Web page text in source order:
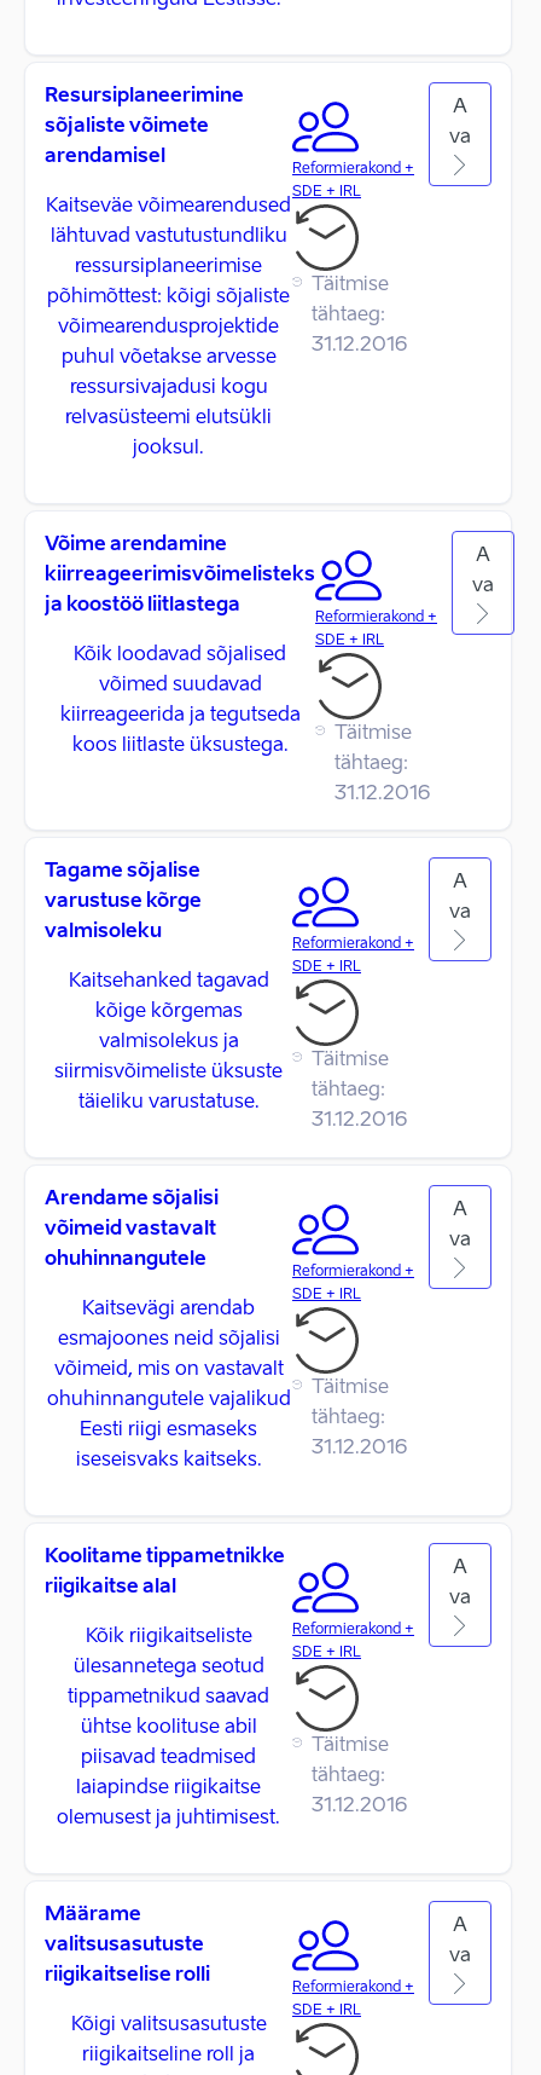
Resursiplaneerimine
sõjaliste võimete
arendamisel
Kaitseväe võimearendused
lähtuvad vastutustundliku
ressursiplaneerimise
põhimõttest: kõigi sõjaliste
võimearendusprojektide
puhul võetakse arvesse
ressursivajadusi kogu
relvasüsteemi elutsükli
jooksul.
Reformierakond +
SDE + IRL
Täitmise
tähtaeg:
31.12.2016
A
va
Võime arendamine
kiirreageerimisvõimelisteks
ja koostöö liitlastega
Kõik loodavad sõjalised
võimed suudavad
kiirreageerida ja tegutseda
koos liitlaste üksustega.
Reformierakond +
SDE + IRL
Täitmise
tähtaeg:
31.12.2016
A
va
Tagame sõjalise
varustuse kõrge
valmisoleku
Kaitsehanked tagavad
kõige kõrgemas
valmisolekus ja
siirmisvõimeliste üksuste
täieliku varustatuse.
Reformierakond +
SDE + IRL
Täitmise
tähtaeg:
31.12.2016
A
va
Arendame sõjalisi
võimeid vastavalt
ohuhinnangutele
Kaitsevägi arendab
esmajoones neid sõjalisi
võimeid, mis on vastavalt
ohuhinnangutele vajalikud
Eesti riigi esmaseks
iseseisvaks kaitseks.
Reformierakond +
SDE + IRL
Täitmise
tähtaeg:
31.12.2016
A
va
Koolitame tippametnikke
riigikaitse alal
Kõik riigikaitseliste
ülesannetega seotud
tippametnikud saavad
ühtse koolituse abil
piisavad teadmised
laiapindse riigikaitse
olemusest ja juhtimisest.
Reformierakond +
SDE + IRL
Täitmise
tähtaeg:
31.12.2016
A
va
Määrame
valitsusasutuste
riigikaitselise rolli
Kõigi valitsusasutuste
riigikaitseline roll ja
Reformierakond +
SDE + IRL
A
va